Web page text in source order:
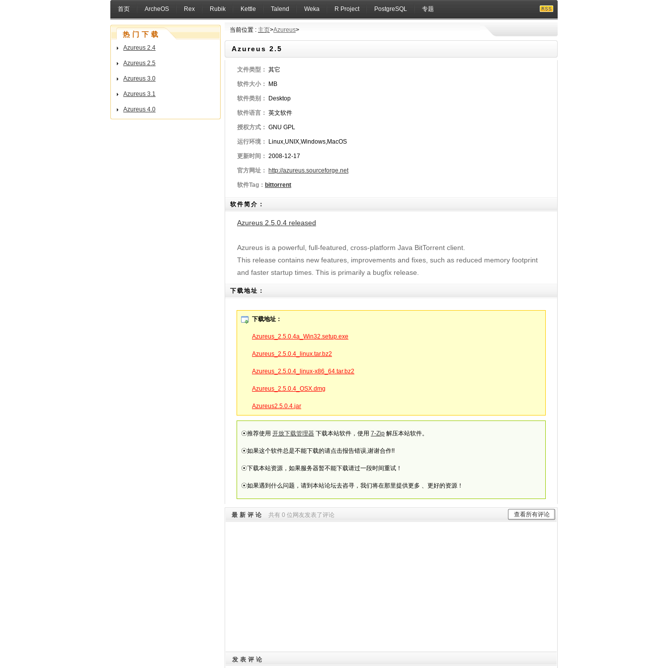
首页 ArcheOS Rex Rubik Kettle Talend Weka R Project PostgreSQL 专题
热门下载
Azureus 2.4
Azureus 2.5
Azureus 3.0
Azureus 3.1
Azureus 4.0
当前位置 : 主页>Azureus>
Azureus 2.5
文件类型： 其它
软件大小： MB
软件类别： Desktop
软件语言： 英文软件
授权方式： GNU GPL
运行环境： Linux,UNIX,Windows,MacOS
更新时间： 2008-12-17
官方网址： http://azureus.sourceforge.net
软件Tag： bittorrent
软件简介：
Azureus 2.5.0.4 released
Azureus is a powerful, full-featured, cross-platform Java BitTorrent client.
This release contains new features, improvements and fixes, such as reduced memory footprint
and faster startup times. This is primarily a bugfix release.
下载地址：
下载地址：
Azureus_2.5.0.4a_Win32.setup.exe
Azureus_2.5.0.4_linux.tar.bz2
Azureus_2.5.0.4_linux-x86_64.tar.bz2
Azureus_2.5.0.4_OSX.dmg
Azureus2.5.0.4.jar
☉推荐使用 开放下载管理器 下载本站软件，使用 7-Zip 解压本站软件。
☉如果这个软件总是不能下载的请点击报告错误,谢谢合作!!
☉下载本站资源，如果服务器暂不能下载请过一段时间重试！
☉如果遇到什么问题，请到本站论坛去咨寻，我们将在那里提供更多 、更好的资源！
最新评论 共有 0 位网友发表了评论 查看所有评论
发表评论